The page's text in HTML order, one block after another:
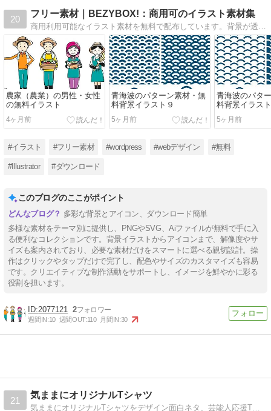
20
フリー素材｜BEZYBOX!：商用可のイラスト素材集
商用利用可能なイラスト素材を無料で配布しています。背景が透明な画像データ（PNG）のダウンロードや、一部のイラスト素材はベクターデータ（EPS, Ai）のダウンロードも可能です。
農家（農業）の男性・女性
の無料イラスト
4ヶ月前
青海波のパターン素材・無
料背景イラスト９
5ヶ月前
青海波のパタ
料背景イラス
5ヶ月前
#イラスト #フリー素材 #wordpress #webデザイン #無料
#Illustrator #ダウンロード
このブログのここがポイント
多彩な背景とアイコン、ダウンロード簡単
多様な素材をテーマ別に提供し、PNGやSVG、Aiファイルが無料で手に入
る便利なコレクションです。背景イラストからアイコンまで、解像度やサ
イズも案内されており、必要な素材だけをスマートに選べる親切設計。操
作はクリックやタップだけで完了し、配色やサイズのカスタマイズも容易
です。クリエイティブな制作活動をサポートし、イメージを鮮やかに彩る
役割を担います。
2077121 2
週間IN:10 週間OUT:110 月間IN:30
21
気ままにオリジナルTシャツ
気ままにオリジナルTシャツをデザイン面白ネタ、芸能人応援Tシャツなどデザインしています。